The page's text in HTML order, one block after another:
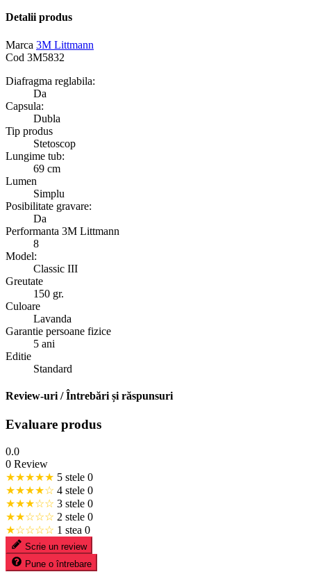
Detalii produs
Marca 3M Littmann
Cod 3M5832
Diafragma reglabila:
Da
Capsula:
Dubla
Tip produs
Stetoscop
Lungime tub:
69 cm
Lumen
Simplu
Posibilitate gravare:
Da
Performanta 3M Littmann
8
Model:
Classic III
Greutate
150 gr.
Culoare
Lavanda
Garantie persoane fizice
5 ani
Editie
Standard
Review-uri / Întrebări și răspunsuri
Evaluare produs
0.0
0 Review
★★★★★ 5 stele 0
★★★★☆ 4 stele 0
★★★☆☆ 3 stele 0
★★☆☆☆ 2 stele 0
★☆☆☆☆ 1 stea 0
Scrie un review
Pune o întrebare